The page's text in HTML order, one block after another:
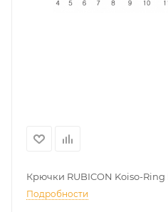
Крючки RUBICON Koiso-Ring
Подробности